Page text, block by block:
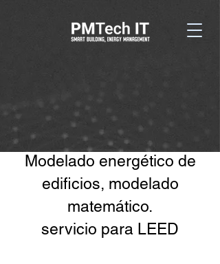
Modelado energético de
edificios, modelado
matemático.
servicio para LEED